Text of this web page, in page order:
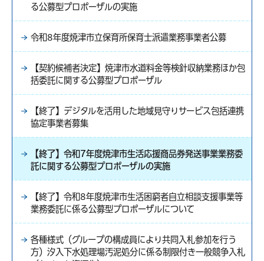
る公募型プロポーザルの実施
令和8年度焼津市立保育所保育士派遣業務事業者公募
【契約候補者決定】焼津市水道料金等検針収納業務ほか包
括委託に関する公募型プロポーザル
【終了】デジタルを活用した地域見守りサービス包括連携
協定事業者募集
【終了】令和7年度焼津市生活応援商品券発送事業業務委
託に関する公募型プロポーザルの実施
【終了】令和8年度焼津市生活困窮者自立相談支援事業等
業務委託に係る公募型プロポーザルについて
各種様式（グループの構成員により共同入札参加を行う
方）汐入下水処理場汚泥処分に係る制限付き一般競争入札